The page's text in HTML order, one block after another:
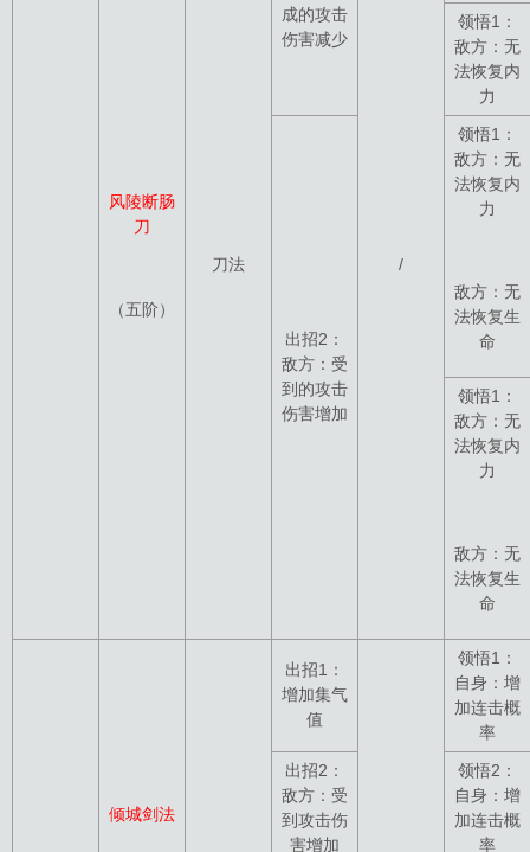
风陵断肠
刀
（五阶）
刀法
成的攻击
伤害减少
/
领悟1：
敌方：无
法恢复内
力
出招2：
敌方：受
到的攻击
伤害增加
领悟1：
敌方：无
法恢复内
力
敌方：无
法恢复生
命
领悟1：
敌方：无
法恢复内
力
敌方：无
法恢复生
命
倾城剑法
出招1：
增加集气
值
领悟1：
自身：增
加连击概
率
出招2：
敌方：受
到攻击伤
害增加
领悟2：
自身：增
加连击概
率